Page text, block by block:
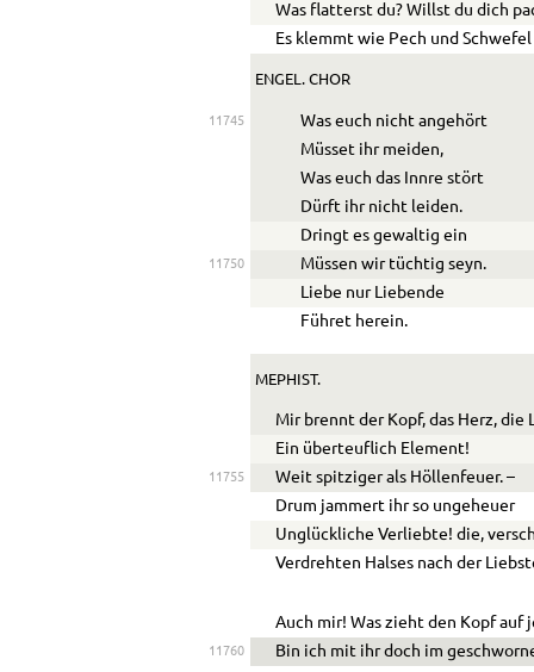
Was flatterst du? Willst du dich
Es klemmt wie Pech und
ENGEL. CHOR
11745
Was euch nicht angehört
Müsset ihr meiden,
Was euch das Innre stört
Dürft ihr nicht leiden.
Dringt es gewaltig ein
11750
Müssen wir tüchtig seyn.
Liebe nur Liebende
Führet herein.
MEPHIST.
Mir brennt der Kopf, das Herz, die
Ein überteuflich Element!
11755
Weit spitziger als Höllenfeuer. –
Drum jammert ihr so ungeheuer
Unglückliche Verliebte! die,
Verdrehten Halses nach der
Auch mir! Was zieht den Kopf auf
11760
Bin ich mit ihr doch im